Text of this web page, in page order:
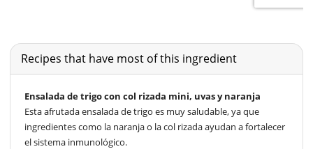
Recipes that have most of this ingredient
Ensalada de trigo con col rizada mini, uvas y naranja
Esta afrutada ensalada de trigo es muy saludable, ya que
ingredientes como la naranja o la col rizada ayudan a fortalecer
el sistema inmunológico.